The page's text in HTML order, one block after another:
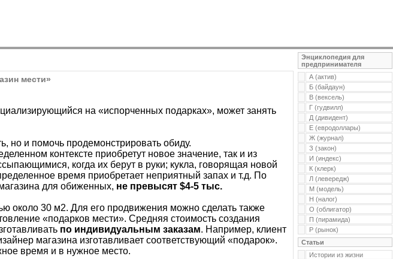
мести»
на «испорченных подарках», может занять
но и помочь продемонстрировать обиду.
контексте приобретут новое значение, так и из
когда их берут в руки; кукла, говорящая новой
время приобретает неприятный запах и т.д. По
для обиженных, не превысят $4-5 тыс.
около 30 м2. Для его продвижения можно сделать также
«подарков мести». Средняя стоимость создания
по индивидуальным заказам. Например, клиент
магазина изготавливает соответствующий «подарок».
время и в нужное место.
Энциклопедия для
предпринимателя
А (актив)
Б (байдаун)
В (вексель)
Г (гудвилл)
Д (дивидент)
Е (евродоллары)
Ж (журнал)
З (закон)
И (индекс)
К (клерк)
Л (левередж)
М (модель)
Н (налог)
О (облигатор)
П (пирамида)
Р (рынок)
Статьи
Истории из жизни